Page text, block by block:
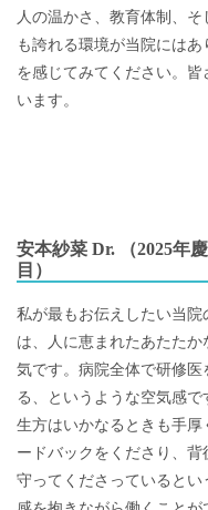
人の温かさ、教育体制、
も誇れる環境が当院には
を感じてみてください。
います。
安本紗菜 Dr. （2025年
目）
私が最もお伝えしたい当院
は、人に恵まれたあたたか
気です。病院全体で研修医
る、というような空気感で
生方はいかなるときも手厚
ードバックをくださり、背
守ってくださっているとい